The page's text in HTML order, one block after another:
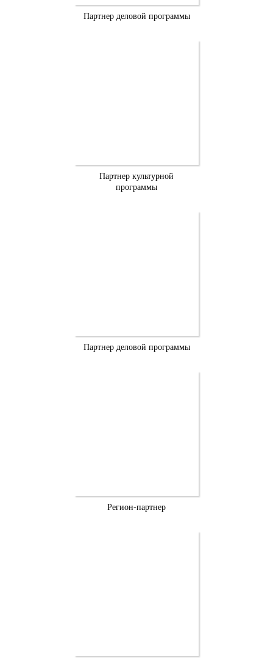
Партнер деловой программы
Партнер культурной
программы
Партнер деловой программы
Регион-партнер